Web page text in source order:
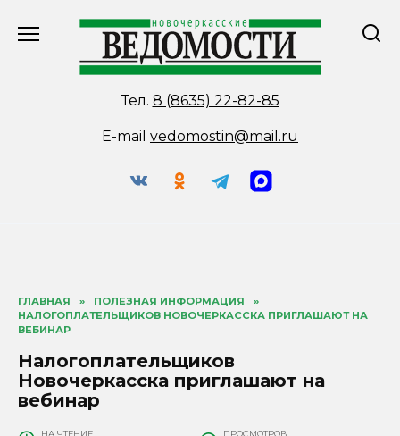
Тел. 8 (8635) 22-82-85
E-mail vedomostin@mail.ru
ГЛАВНАЯ » ПОЛЕЗНАЯ ИНФОРМАЦИЯ
»
НАЛОГОПЛАТЕЛЬЩИКОВ НОВОЧЕРКАССКА ПРИГЛАШАЮТ НА
ВЕБИНАР
Налогоплательщиков
Новочеркасска приглашают на
вебинар
НА ЧТЕНИЕ ПРОСМОТРОВ